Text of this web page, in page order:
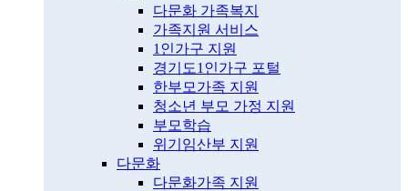
다문화 가족복지
가족지원 서비스
1인가구 지원
경기도1인가구 포털
한부모가족 지원
청소년 부모 가정 지원
부모학습
위기임산부 지원
다문화
다문화가족 지원